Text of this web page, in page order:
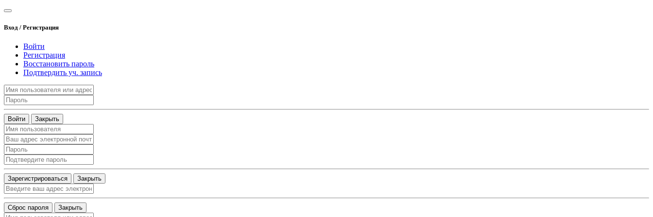
Вход / Регистрация
Войти
Регистрация
Восстановить пароль
Подтвердить уч. запись
Войти Закрыть
Зарегистрироваться Закрыть
Сброс пароля Закрыть